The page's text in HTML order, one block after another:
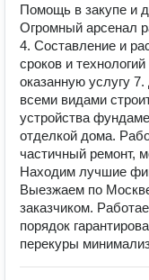
Помощь в закупе и
Огромный арсенал
4. Составление и
сроков и
оказанную услугу
всеми видами
устройства
отделкой дома.
частичный ремонт,
Находим лучшие
Выезжаем по
заказчиком.
порядок
перекуры